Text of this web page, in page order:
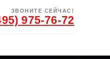
ЗВОНИТЕ СЕЙЧАС!
975-76-72